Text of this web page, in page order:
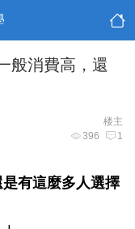
般消費高，還
楼主
396 1
有這麼多人選擇